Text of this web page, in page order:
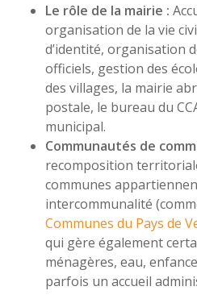
Le rôle de la mairie :
organisation de la vie
d’identité, organisation
officiels, gestion des
des villages, la mairie
postale, le bureau du
municipal.
Communautés de
recomposition
communes
intercommunalité
Communes du Pays de
qui gère également
ménagères, eau,
parfois un accueil